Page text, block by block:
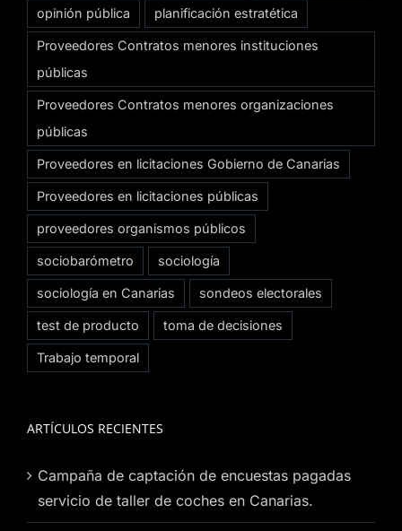
opinión pública planificación estratética
Proveedores Contratos menores instituciones
públicas
Proveedores Contratos menores organizaciones
públicas
Proveedores en licitaciones Gobierno de Canarias
Proveedores en licitaciones públicas
proveedores organismos públicos
sociobarómetro sociología
sociología en Canarias sondeos electorales
test de producto toma de decisiones
Trabajo temporal
ARTÍCULOS RECIENTES
Campaña de captación de encuestas pagadas
servicio de taller de coches en Canarias.